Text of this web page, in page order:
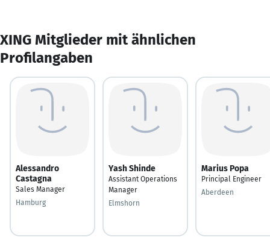
XING Mitglieder mit ähnlichen
Profilangaben
Alessandro
Castagna
Sales Manager
Hamburg
Yash Shinde
Assistant Operations
Manager
Elmshorn
Marius Popa
Principal Engineer
Aberdeen